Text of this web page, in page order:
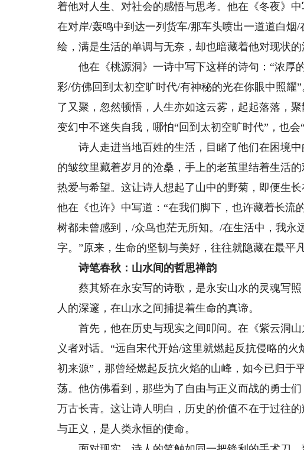
着他对人生、对社会的感悟与思考。他在《冬夜》
在对岸/轰鸣中到达一列货车/那车头喷出一道道白烟
绘，满是生活的单调与无奈，却也暗藏着他对现状的
他在《桃源洞》一诗中写下这样的诗句：“浓厚
彩/仿佛回到太初空旷时代/有神秘的光在你眼中照耀
了又聚，忽然顿悟，人生亦如这云雾，起起落落，
变幻中不迷失自我，哪怕“回到太初空旷时代”，也会
诗人走进当地百姓的生活，目睹了他们在困境中
的皱纹里藏着岁月的沧桑，手上的老茧里结着生活
热爱与希望。这让诗人想起了山中的野菊，即便生
他在《也许》中写道：“在我们脚下，也许藏着长流
树都未曾感到，/众鸟也茫无所知。/在生活中，我永
字。”原来，生命的坚韧与美好，往往就隐藏在最平
诗笔春秋：山水间的哲思禅韵
蔡其矫在永安写的诗歌，是永安山水的灵魂写照
人的深邃，在山水之间捕捉着生命的真谛。
首先，他在历史与现实之间叩问。在《紫云洞山
义者对话。“远自宋代开始/这里就燃起反抗侵略的
初来源”，那曾经燃起反抗火焰的山峰，如今已归于
荡。他仿佛看到，那些为了自由与正义而战的勇士
万古长青。这让诗人明白，历史的价值不在于过往
与正义，是人类永恒的使命。